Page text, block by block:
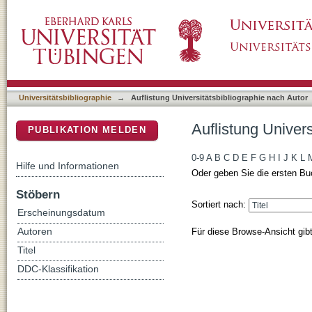
Universitätsbibliographie → Auflistung Universitätsbibliographie nach Autor
Auflistung
0-9 A B C D E F G H J K L
Oder geben Sie die ersten
Sortiert nach:
Für diese Browse-Ansicht
PUBLIKATION MELDEN
Hilfe und Informationen
Stöbern
Erscheinungsdatum
Autoren
Titel
DDC-Klassifikation